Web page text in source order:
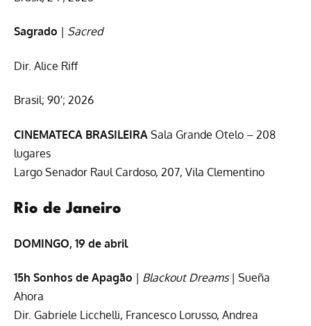
Sagrado | Sacred
Dir. Alice Riff
Brasil; 90′; 2026
CINEMATECA BRASILEIRA Sala Grande Otelo – 208
lugares
Largo Senador Raul Cardoso, 207, Vila Clementino
Rio de Janeiro
DOMINGO, 19 de abril
15h Sonhos de Apagão | Blackout Dreams | Sueña
Ahora
Dir. Gabriele Licchelli, Francesco Lorusso, Andrea